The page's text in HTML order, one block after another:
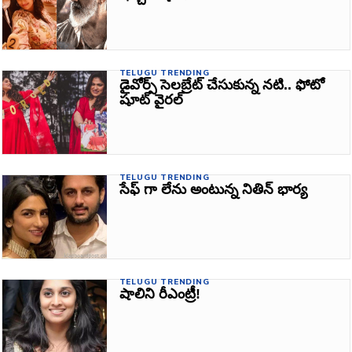
TELUGU TRENDING
డైవోర్స్‌ సెలబ్రేట్‌ చేసుకున్న నటి.. ఫోటో
షూట్‌ వైరల్‌
TELUGU TRENDING
సేఫ్ గా లేను అంటున్న నితిన్‌ భార్య
TELUGU TRENDING
షాలిని రీఎంట్రీ!